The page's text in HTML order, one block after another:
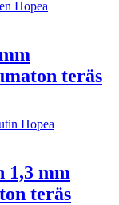
teräs
1,3 mm
teräs